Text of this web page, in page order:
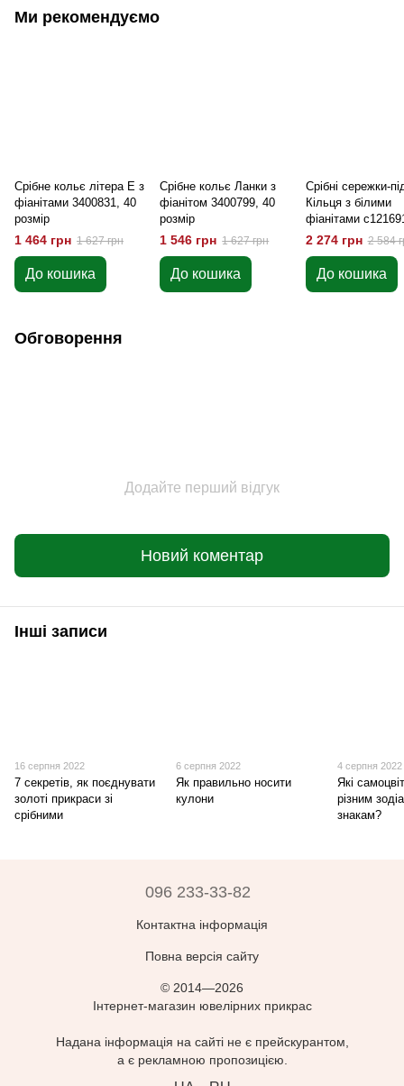
Ми рекомендуємо
Срібне кольє літера Е з
фіанітами 3400831, 40
розмір
1 464 грн 1 627 грн
До кошика
Срібне кольє Ланки з
фіанітом 3400799, 40
розмір
1 546 грн 1 627 грн
До кошика
Срібні сережки-
Кільця з білими
фіанітами
2 274 грн 2 584
До кошика
Обговорення
Додайте перший відгук
Новий коментар
Інші записи
16 серпня 2022
7 секретів, як поєднувати
золоті прикраси зі
срібними
6 серпня 2022
Як правильно носити
кулони
4 серпня 2022
Які
різним
знакам?
096 233-33-82
Контактна інформація
Повна версія сайту
© 2014—2026
Інтернет-магазин ювелірних прикрас
Надана інформація на сайті не є прейскурантом,
а є рекламною пропозицією.